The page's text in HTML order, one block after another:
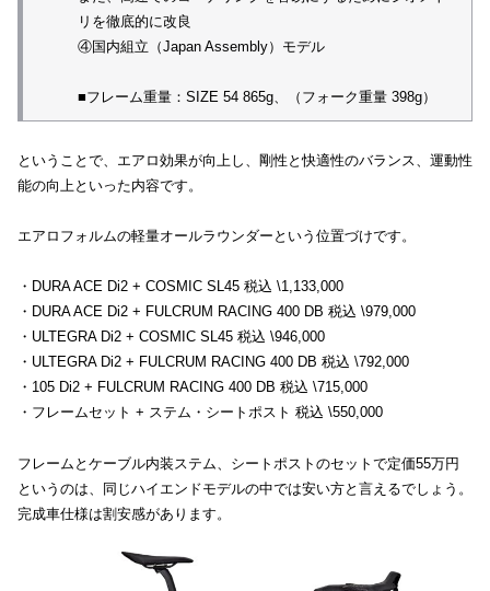
リを徹底的に改良
④国内組立（Japan Assembly）モデル
■フレーム重量：SIZE 54 865g、（フォーク重量 398g）
ということで、エアロ効果が向上し、剛性と快適性のバランス、運動性
能の向上といった内容です。
エアロフォルムの軽量オールラウンダーという位置づけです。
・DURA ACE Di2 + COSMIC SL45 税込 \1,133,000
・DURA ACE Di2 + FULCRUM RACING 400 DB 税込 \979,000
・ULTEGRA Di2 + COSMIC SL45 税込 \946,000
・ULTEGRA Di2 + FULCRUM RACING 400 DB 税込 \792,000
・105 Di2 + FULCRUM RACING 400 DB 税込 \715,000
・フレームセット + ステム・シートポスト 税込 \550,000
フレームとケーブル内装ステム、シートポストのセットで定価55万円
というのは、同じハイエンドモデルの中では安い方と言えるでしょう。
完成車仕様は割安感があります。